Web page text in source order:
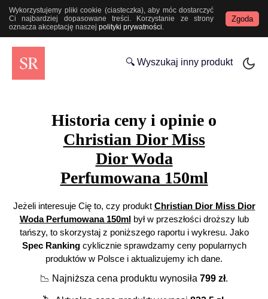
Wykorzystujemy pliki cookie (ciasteczka), aby móc dostarczyć
Ci najbardziej dopasowane treści. Korzystanie ze strony
oznacza akceptację naszej polityki prywatności.
Zgoda
🔍 Wyszukaj inny produkt
Historia ceny i opinie o
Christian Dior Miss
Dior Woda
Perfumowana 150ml
Jeżeli interesuje Cię to, czy produkt Christian Dior Miss Dior
Woda Perfumowana 150mlbył w przeszłości droższy lub
tańszy, to skorzystaj z poniższego raportu i wykresu. Jako
Spec Rankingcyklicznie sprawdzamy ceny popularnych
produktów w Polsce i aktualizujemy ich dane.
📉 Najniższa cena produktu wynosiła 799 zł.